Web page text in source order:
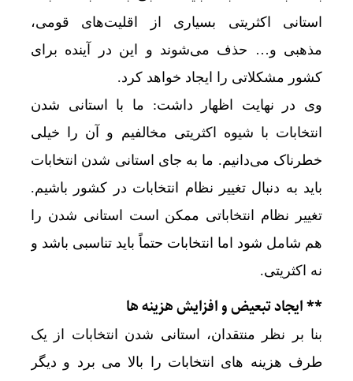
استانی اکثریتی بسیاری از اقلیت‌های قومی،
مذهبی و… حذف می‌شوند و این در آینده برای
کشور مشکلاتی را ایجاد خواهد کرد.
وی در نهایت اظهار داشت: ما با استانی شدن
انتخابات با شیوه اکثریتی مخالفیم و آن را خیلی
خطرناک می‌دانیم. ما به جای استانی شدن انتخابات
باید به دنبال تغییر نظام انتخابات در کشور باشیم.
تغییر نظام انتخاباتی ممکن است استانی شدن را
هم شامل شود اما انتخابات حتماً باید تناسبی باشد و
نه اکثریتی.
** ایجاد تبعیض و افزایش هزینه ها
بنا بر نظر منتقدان، استانی شدن انتخابات از یک
طرف هزینه های انتخابات را بالا می برد و دیگر